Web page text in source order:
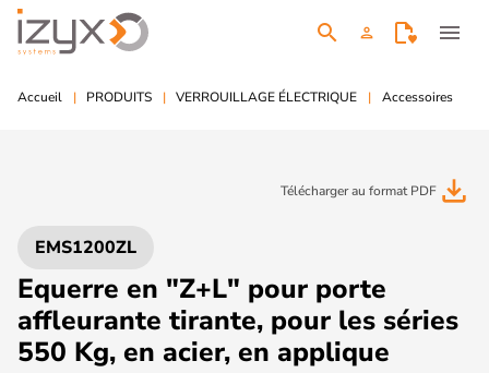
search person menu
Accueil PRODUITS VERROUILLAGE ÉLECTRIQUE Accessoires
Télécharger au format PDF file_download
EMS1200ZL
Equerre en "Z+L" pour porte
affleurante tirante, pour les séries
550 Kg, en acier, en applique